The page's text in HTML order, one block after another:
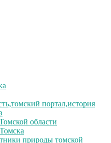
портал,история
области
природы томской